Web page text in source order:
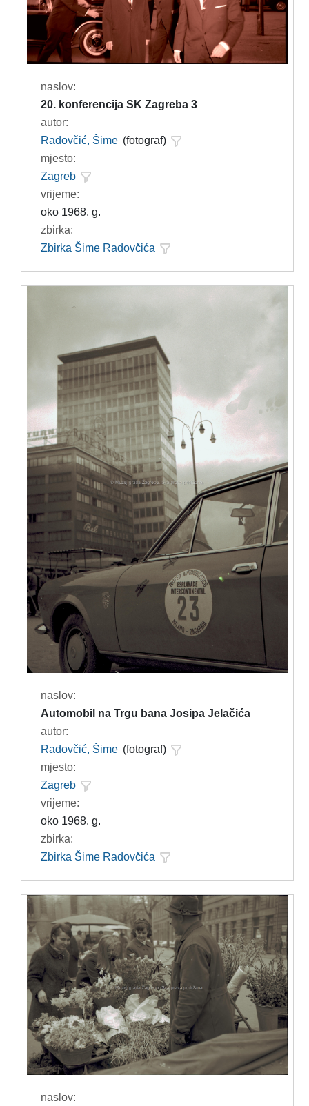
naslov:
20. konferencija SK Zagreba 3
autor:
Radovčić, Šime (fotograf)
mjesto:
Zagreb
vrijeme:
oko 1968. g.
zbirka:
Zbirka Šime Radovčića
naslov:
Automobil na Trgu bana Josipa Jelačića
autor:
Radovčić, Šime (fotograf)
mjesto:
Zagreb
vrijeme:
oko 1968. g.
zbirka:
Zbirka Šime Radovčića
naslov: